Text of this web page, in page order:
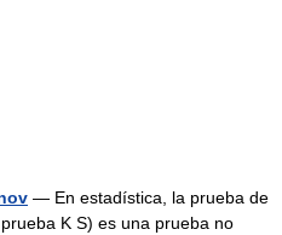
— En estadística, la prueba de
K S) es una prueba no